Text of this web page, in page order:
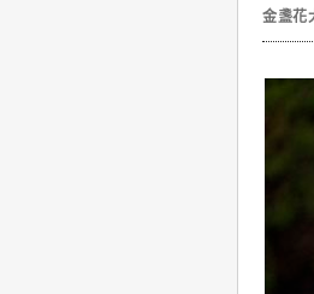
金盞花